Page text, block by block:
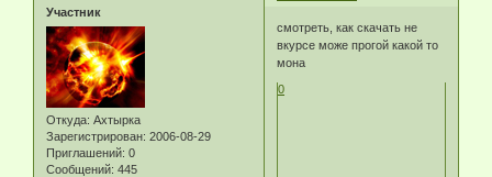
Участник
Откуда: Ахтырка
Зарегистрирован: 2006-08-29
Приглашений: 0
Сообщений: 445
смотреть, как скачать не
вкурсе може прогой какой то
мона
0